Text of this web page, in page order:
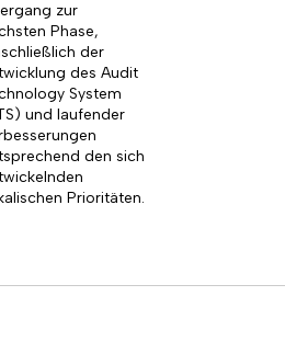
zur
Phase,
der
des Audit
System
und laufender
den sich
Prioritäten.